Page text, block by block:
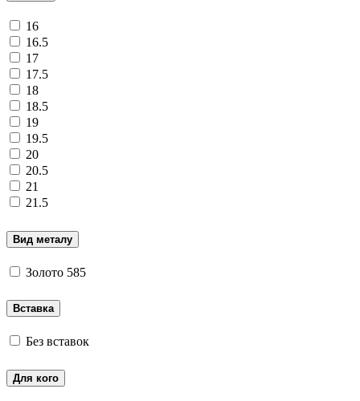
16
16.5
17
17.5
18
18.5
19
19.5
20
20.5
21
21.5
Вид металу
Золото 585
Вставка
Без вставок
Для кого